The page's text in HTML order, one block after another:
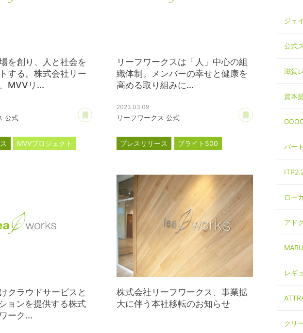
を創り、人と社会を
する。株式会社リー
MVVリ...
公式
あとで読む
MVVプロジェクト
リーフワークスは「人」中心の組
織体制。メンバーの幸せと健康を
高める取り組みに...
2023.03.09
リーフワークス 公式
あとで読む
プレスリリース
ブライト500
クラウドサービスと
ョンを提供する株式
ーク...
株式会社リーフワークス、事業拡
大に伴う本社移転のお知らせ
ジェ
公式
滋賀
資本
パー
ロー
アド
レギ
クリ